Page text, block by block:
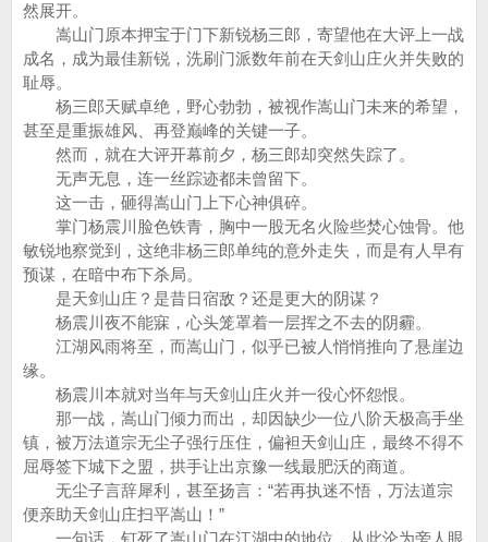
然展开。
嵩山门原本押宝于门下新锐杨三郎，寄望他在大评上一战
成名，成为最佳新锐，洗刷门派数年前在天剑山庄火并失败的
耻辱。
杨三郎天赋卓绝，野心勃勃，被视作嵩山门未来的希望，
甚至是重振雄风、再登巅峰的关键一子。
然而，就在大评开幕前夕，杨三郎却突然失踪了。
无声无息，连一丝踪迹都未曾留下。
这一击，砸得嵩山门上下心神俱碎。
掌门杨震川脸色铁青，胸中一股无名火险些焚心蚀骨。他
敏锐地察觉到，这绝非杨三郎单纯的意外走失，而是有人早有
预谋，在暗中布下杀局。
是天剑山庄？是昔日宿敌？还是更大的阴谋？
杨震川夜不能寐，心头笼罩着一层挥之不去的阴霾。
江湖风雨将至，而嵩山门，似乎已被人悄悄推向了悬崖边
缘。
杨震川本就对当年与天剑山庄火并一役心怀怨恨。
那一战，嵩山门倾力而出，却因缺少一位八阶天极高手坐
镇，被万法道宗无尘子强行压住，偏袒天剑山庄，最终不得不
屈辱签下城下之盟，拱手让出京豫一线最肥沃的商道。
无尘子言辞犀利，甚至扬言：“若再执迷不悟，万法道宗
便亲助天剑山庄扫平嵩山！”
一句话，钉死了嵩山门在江湖中的地位，从此沦为旁人眼